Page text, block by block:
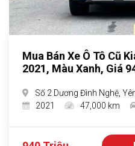
Mua Bán Xe Ô Tô Cũ
2021, Màu Xanh, Giá
Số 2 Dương Đình Nghệ,
2021
47,000 km